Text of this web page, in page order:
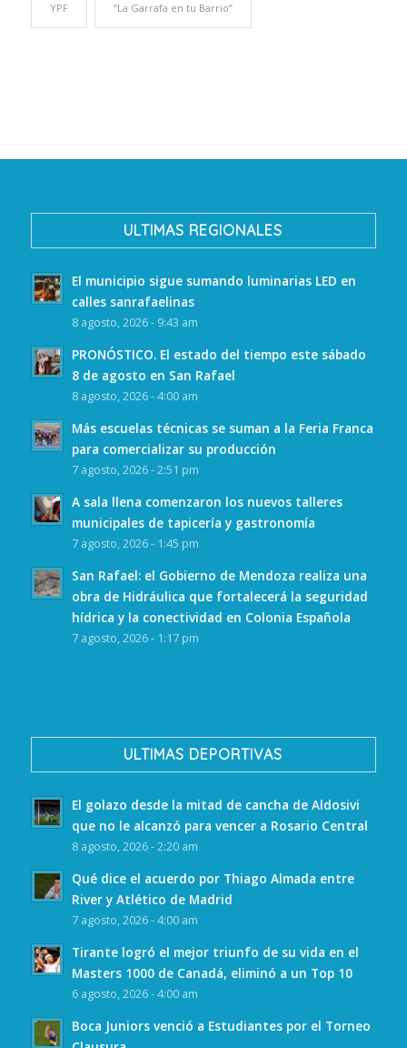
YPF “La Garrafa en tu Barrio”
ULTIMAS REGIONALES
El municipio sigue sumando luminarias LED en
calles sanrafaelinas
8 agosto, 2026 - 9:43 am
PRONÓSTICO. El estado del tiempo este sábado
8 de agosto en San Rafael
8 agosto, 2026 - 4:00 am
Más escuelas técnicas se suman a la Feria Franca
para comercializar su producción
7 agosto, 2026 - 2:51 pm
A sala llena comenzaron los nuevos talleres
municipales de tapicería y gastronomía
7 agosto, 2026 - 1:45 pm
San Rafael: el Gobierno de Mendoza realiza una
obra de Hidráulica que fortalecerá la seguridad
hídrica y la conectividad en Colonia Española
7 agosto, 2026 - 1:17 pm
ULTIMAS DEPORTIVAS
El golazo desde la mitad de cancha de Aldosivi
que no le alcanzó para vencer a Rosario Central
8 agosto, 2026 - 2:20 am
Qué dice el acuerdo por Thiago Almada entre
River y Atlético de Madrid
7 agosto, 2026 - 4:00 am
Tirante logró el mejor triunfo de su vida en el
Masters 1000 de Canadá, eliminó a un Top 10
6 agosto, 2026 - 4:00 am
Boca Juniors venció a Estudiantes por el Torneo